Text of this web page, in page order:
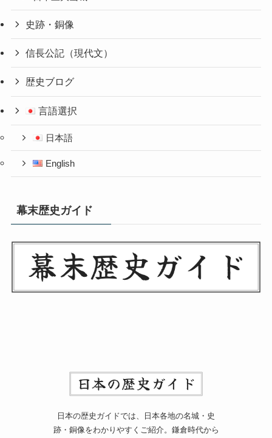
史跡・銅像
信長公記（現代文）
歴史ブログ
言語選択
日本語
English
幕末歴史ガイド
日本の歴史ガイドでは、日本各地の名城・史
跡・銅像をわかりやすくご紹介。鎌倉時代から